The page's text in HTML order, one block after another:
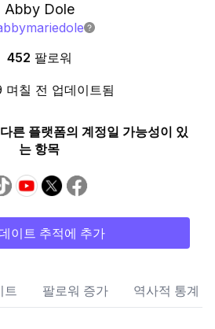
Abby Dole
452 팔로워
며칠 전 업데이트됨
른 플랫폼의 계정일 가능성이 있
는 항목
이트 추적에 추가
트 팔로워 증가 역사적 통계